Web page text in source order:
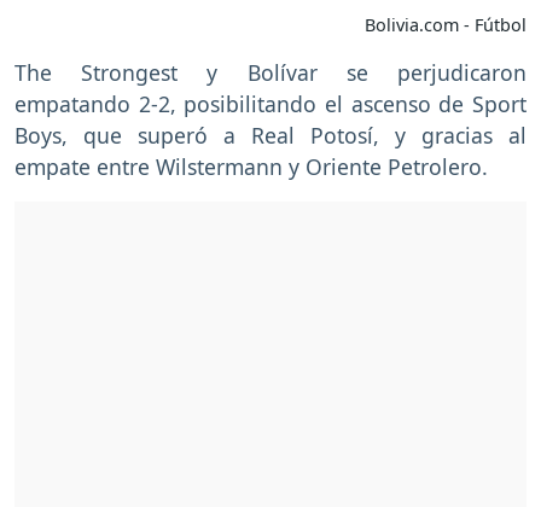
Bolivia.com - Fútbol
The Strongest y Bolívar se perjudicaron
empatando 2-2, posibilitando el ascenso de Sport
Boys, que superó a Real Potosí, y gracias al
empate entre Wilstermann y Oriente Petrolero.